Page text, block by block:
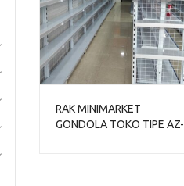
RAK MINIMARKET
GONDOLA TOKO TIPE AZ-